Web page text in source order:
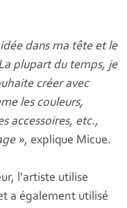
dans ma tête et le
plupart du temps, je
créer avec
les couleurs,
accessoires, etc.,
», explique Micue.
l'artiste utilise
a également utilisé